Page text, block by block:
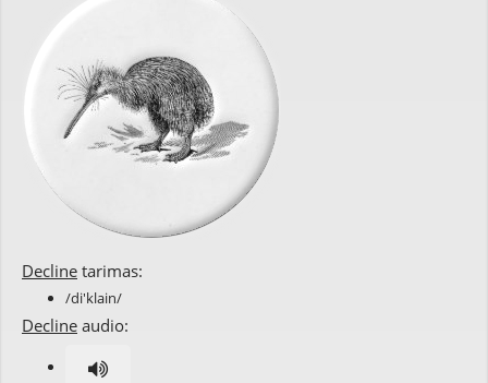
Decline tarimas:
/di'klain/
Decline audio: